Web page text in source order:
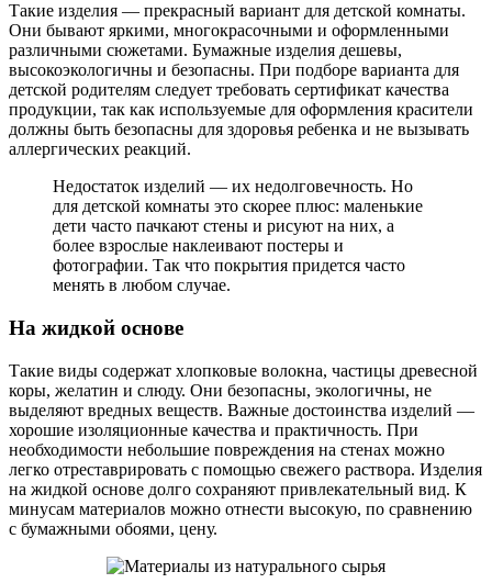
Такие изделия — прекрасный вариант для детской комнаты.
Они бывают яркими, многокрасочными и оформленными
различными сюжетами. Бумажные изделия дешевы,
высокоэкологичны и безопасны. При подборе варианта для
детской родителям следует требовать сертификат качества
продукции, так как используемые для оформления красители
должны быть безопасны для здоровья ребенка и не вызывать
аллергических реакций.
Недостаток изделий — их недолговечность. Но
для детской комнаты это скорее плюс: маленькие
дети часто пачкают стены и рисуют на них, а
более взрослые наклеивают постеры и
фотографии. Так что покрытия придется часто
менять в любом случае.
На жидкой основе
Такие виды содержат хлопковые волокна, частицы древесной
коры, желатин и слюду. Они безопасны, экологичны, не
выделяют вредных веществ. Важные достоинства изделий —
хорошие изоляционные качества и практичность. При
необходимости небольшие повреждения на стенах можно
легко отреставрировать с помощью свежего раствора. Изделия
на жидкой основе долго сохраняют привлекательный вид. К
минусам материалов можно отнести высокую, по сравнению
с бумажными обоями, цену.